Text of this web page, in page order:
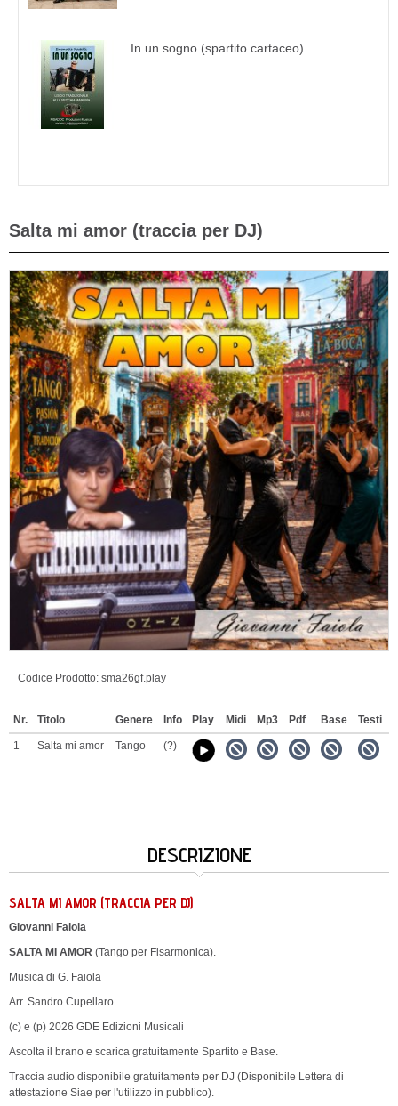
In un sogno (spartito cartaceo)
Salta mi amor (traccia per DJ)
Codice Prodotto: sma26gf.play
Nr. Titolo Genere Info Play Midi Mp3 Pdf Base Testi
1 Salta mi amor Tango (?)
DESCRIZIONE
SALTA MI AMOR (TRACCIA PER DJ)
Giovanni Faiola
SALTA MI AMOR (Tango per Fisarmonica).
Musica di G. Faiola
Arr. Sandro Cupellaro
(c) e (p) 2026 GDE Edizioni Musicali
Ascolta il brano e scarica gratuitamente Spartito e Base.
Traccia audio disponibile gratuitamente per DJ (Disponibile Lettera di
attestazione Siae per l'utilizzo in pubblico).